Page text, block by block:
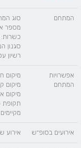
המתחם סוג
מספר
כשרות:
סגנון
רשיון
אפשרויות
המתחם
מיקום
מיקום
מיקום
תקופת
אירועים בסופ״ש אירוע